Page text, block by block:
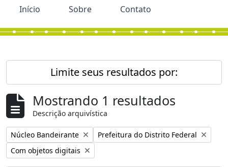
Início Sobre Contato
Limite seus resultados por:
Mostrando 1 resultados
Descrição arquivística
Remover filtro:
Núcleo Bandeirante Remover filtro:
Prefeitura do Distrito Federal
Remover filtro:
Com objetos digitais